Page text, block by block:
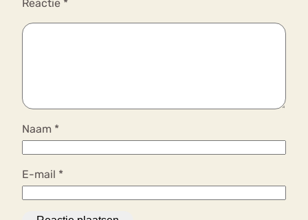
Reactie *
Naam *
E-mail *